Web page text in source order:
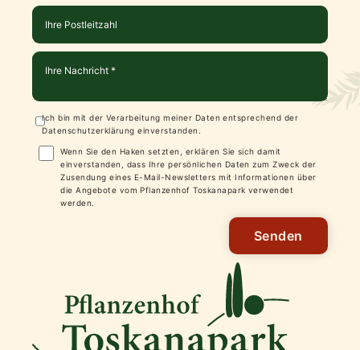
Ich bin mit der Verarbeitung meiner Daten entsprechend der
Datenschutzerklärung einverstanden.
Wenn Sie den Haken setzten, erklären Sie sich damit
einverstanden, dass Ihre persönlichen Daten zum Zweck der
Zusendung eines E-Mail-Newsletters mit Informationen über
die Angebote vom Pflanzenhof Toskanapark verwendet
werden.
Senden